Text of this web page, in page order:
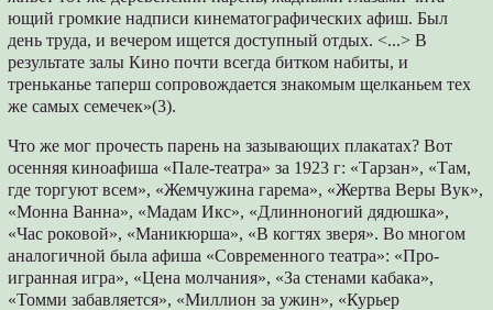
ющий громкие надписи кинематографических афиш. Был
день труда, и вечером ищется до­ступный отдых. <...> В
результате залы Кино почти всегда битком набиты, и
треньканье та­перш сопровождается знакомым щелканьем тех
же самых семечек»(3).
Что же мог прочесть парень на зазывающих плакатах? Вот
осенняя киноафиша «Пале-театра» за 1923 г: «Тарзан», «Там,
где торгуют всем», «Жемчужина гарема», «Жертва Веры Вук»,
«Монна Ванна», «Мадам Икс», «Длинно­ногий дядюшка»,
«Час роковой», «Маникюр­ша», «В когтях зверя». Во многом
аналогичной была афиша «Современного театра»: «Про­
игранная игра», «Цена молчания», «За стена­ми кабака»,
«Томми забавляется», «Миллион за ужин», «Курьер